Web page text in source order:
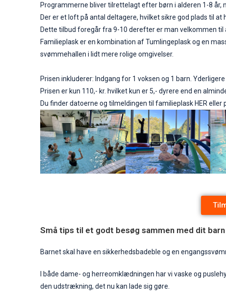
Programmerne bliver tilrettelagt efter børn i alderen 1-8
Der er et loft på antal deltagere, hvilket sikre god plads til at
Dette tilbud foregår fra 9-10 derefter er man velkommen
Familieplask er en kombination afTumlingeplaskog en
svømmehallen i lidt mere rolige omgivelser.
Prisen inkluderer: Indgang for 1 voksen og 1 barn.
Prisen er kun 110,- kr. hvilket kun er 5,- dyrere end en
Du finder datoerne og tilmeldingen til familieplaskHER eller
Små tips til et godt besøg sammen med dit barn
Barnet skal have en sikkerhedsbadeble og en
I både dame- og herreomklædningen har vi vaske og
den udstrækning, det nu kan lade sig gøre.